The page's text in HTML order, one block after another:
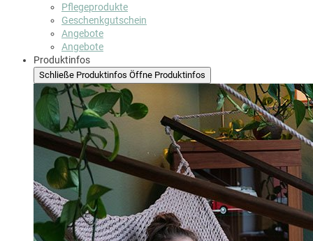
Pflegeprodukte
Geschenkgutschein
Angebote
Angebote
Produktinfos
Schließe Produktinfos Öffne Produktinfos